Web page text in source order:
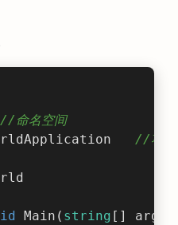
//命名空间
//项目
Main ( string [] args